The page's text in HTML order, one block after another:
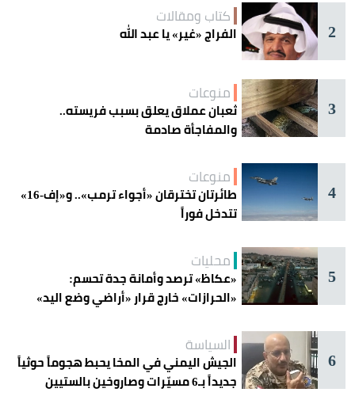
2
كتاب ومقالات
الفراج «غير» يا عبد الله
3
منوعات
ثعبان عملاق يعلق بسبب فريسته..
والمفاجأة صادمة
4
منوعات
طائرتان تخترقان «أجواء ترمب».. و«إف-16»
تتدخل فوراً
5
محليات
«عكاظ» ترصد وأمانة جدة تحسم:
«الحرازات» خارج قرار «أراضي وضع اليد»
6
السياسة
الجيش اليمني في المخا يحبط هجوماً حوثياً
جديداً بـ6 مسيّرات وصاروخين بالستيين